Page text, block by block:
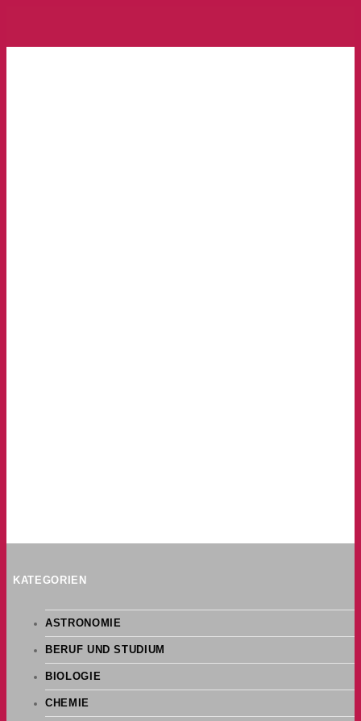
KATEGORIEN
ASTRONOMIE
BERUF UND STUDIUM
BIOLOGIE
CHEMIE